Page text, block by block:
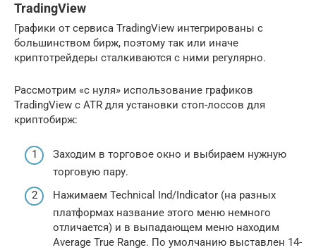
TradingView
Графики от сервиса TradingView интегрированы с
большинством бирж, поэтому так или иначе
криптотрейдеры сталкиваются с ними регулярно.
Рассмотрим «с нуля» использование графиков
TradingView с ATR для установки стоп-лоссов для
криптобирж:
Заходим в торговое окно и выбираем нужную
торговую пару.
Нажимаем Technical Ind/Indicator (на разных
платформах название этого меню немного
отличается) и в выпадающем меню находим
Average True Range. По умолчанию выставлен 14-